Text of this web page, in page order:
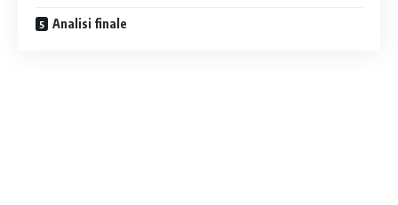
Analisi finale